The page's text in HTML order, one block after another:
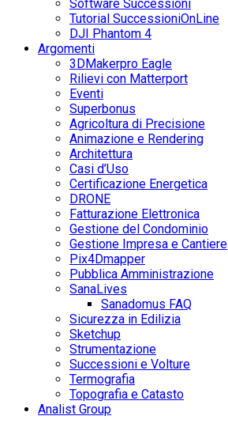
Software Successioni
Tutorial SuccessioniOnLine
DJI Phantom 4
Argomenti
3DMakerpro Eagle
Rilievi con Matterport
Eventi
Superbonus
Agricoltura di Precisione
Animazione e Rendering
Architettura
Casi d’Uso
Certificazione Energetica
DRONE
Fatturazione Elettronica
Gestione del Condominio
Gestione Impresa e Cantiere
Pix4Dmapper
Pubblica Amministrazione
SanaLives
Sanadomus FAQ
Sicurezza in Edilizia
Sketchup
Strumentazione
Successioni e Volture
Termografia
Topografia e Catasto
Analist Group